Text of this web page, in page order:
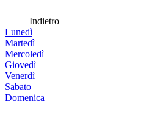
Indietro
Lunedì
Martedì
Mercoledì
Giovedì
Venerdì
Sabato
Domenica